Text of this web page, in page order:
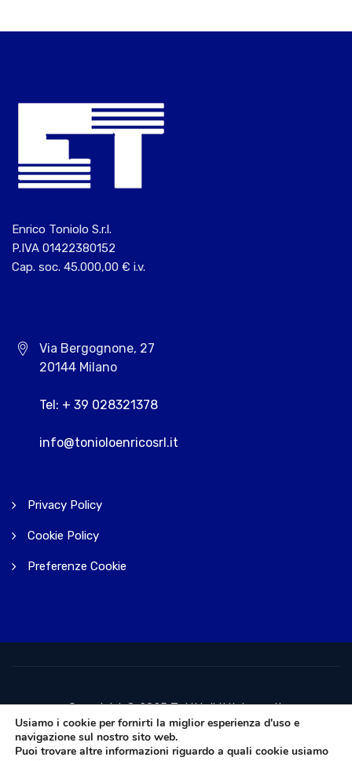
Enrico Toniolo S.r.l.
P.IVA 01422380152
Cap. soc. 45.000,00 € i.v.
Via Bergognone, 27
20144 Milano
Tel: + 39 028321378
info@tonioloenricosrl.it
Privacy Policy
Cookie Policy
Preferenze Cookie
Copyright © 2025 Tutti i diritti riservati.
Usiamo i cookie per fornirti la miglior esperienza d'uso e
navigazione sul nostro sito web.
Puoi trovare altre informazioni riguardo a quali cookie usiamo